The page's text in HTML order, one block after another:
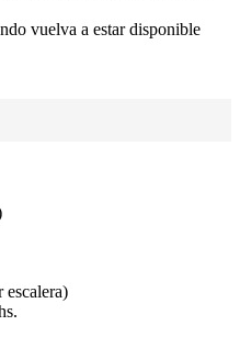
vuelva a estar disponible
escalera)